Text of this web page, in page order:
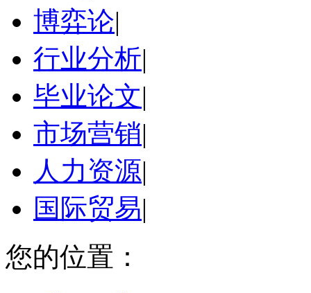
博弈论|
行业分析|
毕业论文|
市场营销|
人力资源|
国际贸易|
您的位置：